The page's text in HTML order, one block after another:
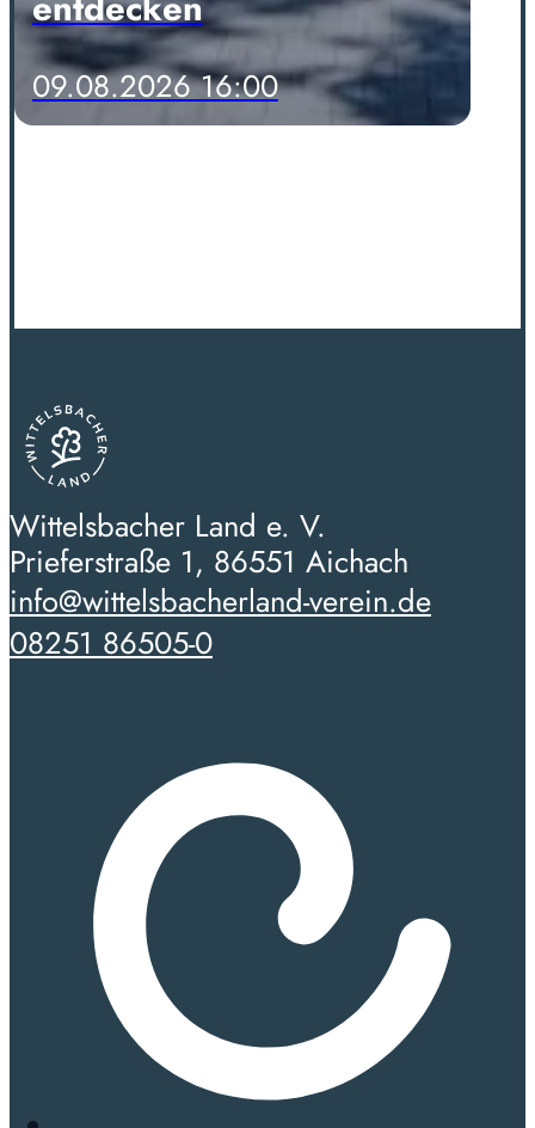
09.08.2026 16:00
Wittelsbacher Land e. V.
Prieferstraße 1, 86551 Aichach
info@wittelsbacherland-verein.de
08251 86505-0